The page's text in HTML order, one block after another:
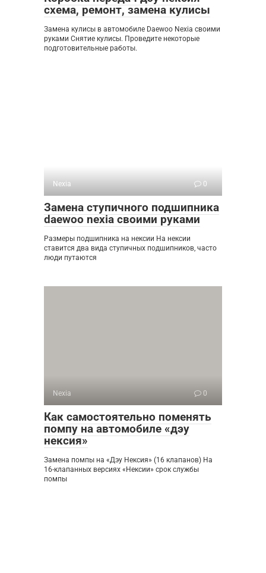
схема, ремонт, замена кулисы
Замена кулисы в автомобиле Daewoo Nexia своими
руками Снятие кулисы. Проведите некоторые
подготовительные работы.
Nexia 0
Замена ступичного подшипника
daewoo nexia своими руками
Размеры подшипника на нексии На нексии
ставится два вида ступичных подшипников, часто
люди путаются
Nexia 0
Как самостоятельно поменять
помпу на автомобиле «дэу
нексия»
Замена помпы на «Дэу Нексия» (16 клапанов) На
16-клапанных версиях «Нексии» срок службы
помпы